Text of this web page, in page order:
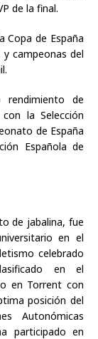
de la final.
Copa de España
y campeonas del
de
la Selección
de España
Española de
de jabalina, fue
en el
celebrado
en el
en Torrent con
posición del
Autonómicas
participado en